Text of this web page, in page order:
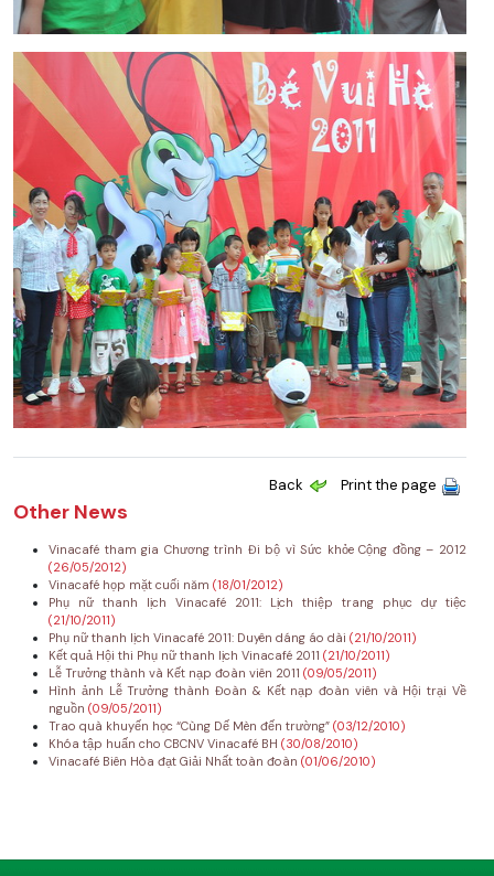
Back Print the page
Other News
Vinacafé tham gia Chương trình Đi bộ vì Sức khỏe Cộng đồng – 2012
(26/05/2012)
Vinacafé họp mặt cuối năm (18/01/2012)
Phụ nữ thanh lịch Vinacafé 2011: Lịch thiệp trang phục dự tiệc
(21/10/2011)
Phụ nữ thanh lịch Vinacafé 2011: Duyên dáng áo dài (21/10/2011)
Kết quả Hội thi Phụ nữ thanh lịch Vinacafé 2011 (21/10/2011)
Lễ Trưởng thành và Kết nạp đoàn viên 2011 (09/05/2011)
Hình ảnh Lễ Trưởng thành Đoàn & Kết nạp đoàn viên và Hội trại Về
nguồn (09/05/2011)
Trao quà khuyến học “Cùng Dế Mèn đến trường” (03/12/2010)
Khóa tập huấn cho CBCNV Vinacafé BH (30/08/2010)
Vinacafé Biên Hòa đạt Giải Nhất toàn đoàn (01/06/2010)